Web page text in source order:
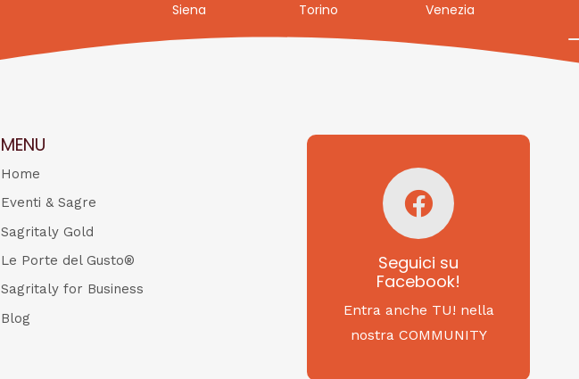
Siena
Torino Venezia
MENU
Home
Eventi & Sagre
Sagritaly Gold
Le Porte del Gusto®
Sagritaly for Business
Blog
Seguici su
Facebook!
Entra anche TU! nella
nostra COMMUNITY
Seguici su
Facebook!
SAGRITALY
Feste, cibi e tradizioni
da Nord a Sud...